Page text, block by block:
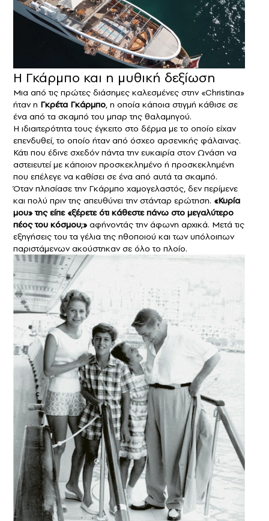
Η Γκάρμπο και η μυθική δεξίωση
Μια από τις πρώτες διάσημες καλεσμένες στην «Christina»
ήταν η Γκρέτα Γκάρμπο, η οποία κάποια στιγμή κάθισε σε
ένα από τα σκαμπό του μπαρ της θαλαμηγού.
Η ιδιαιτερότητα τους έγκειτο στο δέρμα με το οποίο είχαν
επενδυθεί, το οποίο ήταν από όσχεο αρσενικής φάλαινας.
Κάτι που έδινε σχεδόν πάντα την ευκαιρία στον Ωνάση να
αστειευτεί με κάποιον προσκεκλημένο ή προσκεκλημένη
που επέλεγε να καθίσει σε ένα από αυτά τα σκαμπό.
Όταν πλησίασε την Γκάρμπο χαμογελαστός, δεν περίμενε
και πολύ πριν της απευθύνει την στάνταρ ερώτηση. «Κυρία
μου» της είπε «ξέρετε ότι κάθεστε πάνω στο μεγαλύτερο
πέος του κόσμου;» αφήνοντάς την άφωνη αρχικά. Μετά τις
εξηγήσεις του τα γέλια της ηθοποιού και των υπόλοιπων
παριστάμενων ακούστηκαν σε όλο το πλοίο.